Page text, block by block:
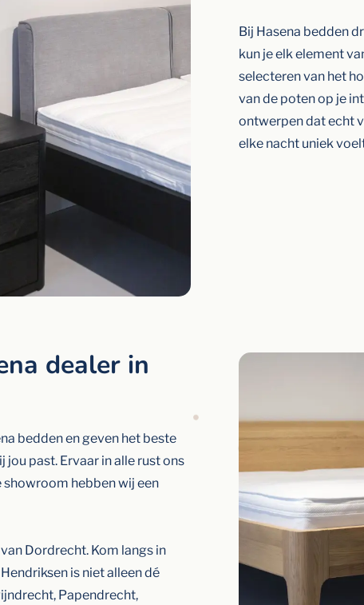
Bij Hasena bedden
kun je elk element
selecteren van het
van de poten op je
ontwerpen dat echt
elke nacht uniek
dealer in
bedden en geven het beste
jou past. Ervaar in alle rust ons
hebben wij een
Dordrecht. Kom langs in
is niet alleen dé
Papendrecht,